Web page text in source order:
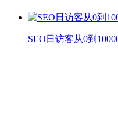
SEO日访客从0到